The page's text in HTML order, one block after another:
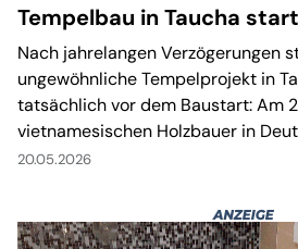
Tempelbau in Taucha
Nach jahrelangen Verzögerungen
ungewöhnliche Tempelprojekt in
tatsächlich vor dem Baustart: Am
vietnamesischen Holzbauer in
Damit soll eines der
20.05.2026